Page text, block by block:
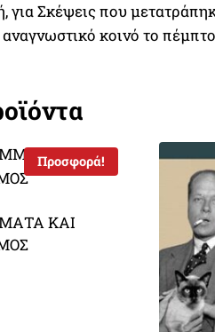
για Σκέψεις που
κοινό το
Προσφορά!
ΚΑΙ